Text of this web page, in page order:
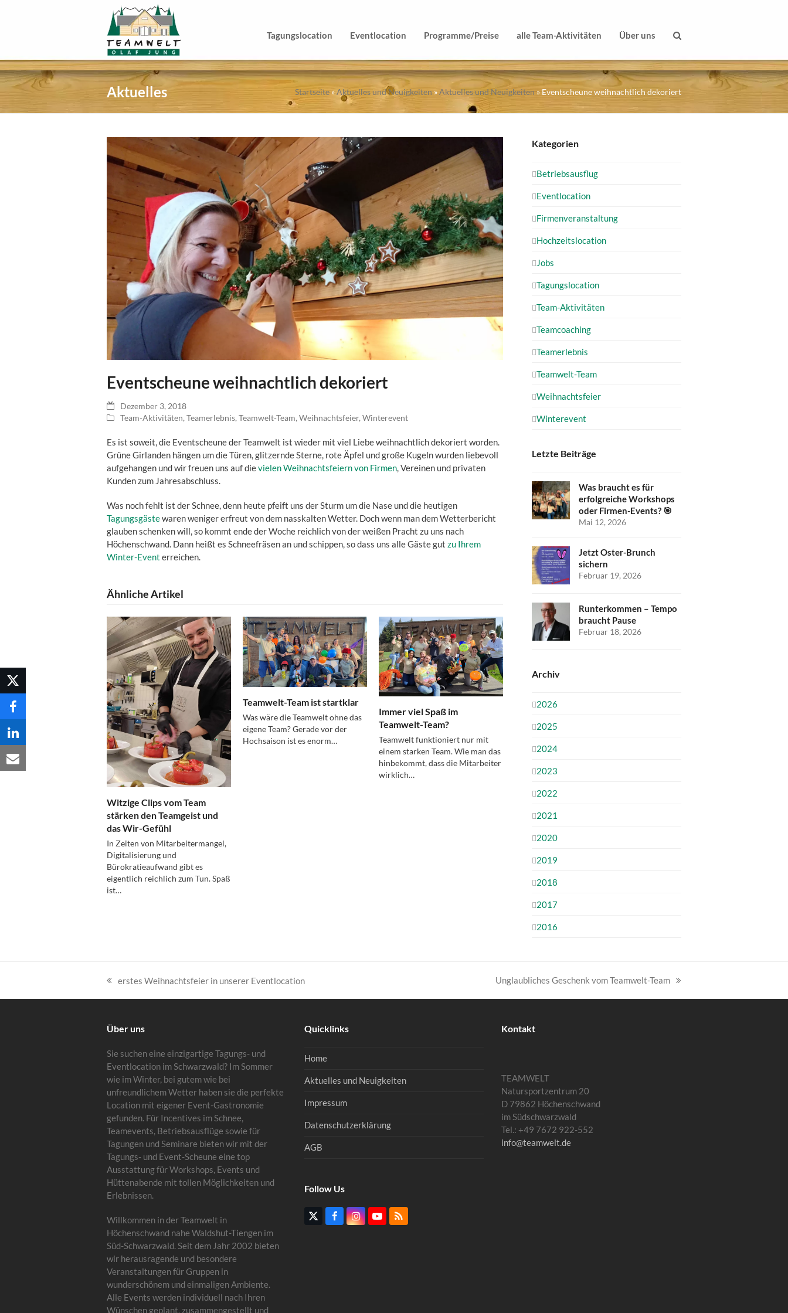
Tagungslocation Eventlocation Programme/Preise alle Team-Aktivitäten Über uns
Aktuelles Startseite »Aktuelles und Neuigkeiten »Aktuelles und Neuigkeiten » Eventscheune weihnachtlich dekoriert
Eventscheune weihnachtlich dekoriert
Dezember 3, 2018
Team-Aktivitäten,Teamerlebnis,Teamwelt-Team,Weihnachtsfeier,Winterevent
Es ist soweit, die Eventscheune der Teamwelt ist wieder mit viel Liebe weihnachtlich dekoriert worden.
Grüne Girlanden hängen um die Türen, glitzernde Sterne, rote Äpfel und große Kugeln wurden liebevoll
aufgehangen und wir freuen uns auf dievielen Weihnachtsfeiern von Firmen, Vereinen und privaten
Kunden zum Jahresabschluss.
Was noch fehlt ist der Schnee, denn heute pfeift uns der Sturm um die Nase und die heutigen
Tagungsgästewaren weniger erfreut von dem nasskalten Wetter. Doch wenn man dem Wetterbericht
glauben schenken will, so kommt ende der Woche reichlich von der weißen Pracht zu uns nach
Höchenschwand. Dann heißt es Schneefräsen an und schippen, so dass uns alle Gäste gut zu Ihrem
Winter-Event erreichen.
Ähnliche Artikel
Witzige Clips vom Team
stärken den Teamgeist und
das Wir-Gefühl
In Zeiten von Mitarbeitermangel,
Digitalisierung und
Bürokratieaufwand gibt es
eigentlich reichlich zum Tun. Spaß
ist…
Teamwelt-Team ist startklar
Was wäre die Teamwelt ohne das
eigene Team? Gerade vor der
Hochsaison ist es enorm…
Immer viel Spaß im
Teamwelt-Team?
Teamwelt funktioniert nur mit
einem starken Team. Wie man das
hinbekommt, dass die Mitarbeiter
wirklich…
Kategorien
Betriebsausflug
Eventlocation
Firmenveranstaltung
Hochzeitslocation
Jobs
Tagungslocation
Team-Aktivitäten
Teamcoaching
Teamerlebnis
Teamwelt-Team
Weihnachtsfeier
Winterevent
Letzte Beiträge
Was braucht es für
erfolgreiche Workshops
oder Firmen-Events? 🎯
Mai 12, 2026
Jetzt Oster-Brunch
sichern
Februar 19, 2026
Runterkommen – Tempo
braucht Pause
Februar 18, 2026
Archiv
2026
2025
2024
2023
2022
2021
2020
2019
2018
2017
2016
vorheriger
Beitrag:
erstes Weihnachtsfeier in unserer Eventlocation
Nächster
Beitrag:
Unglaubliches Geschenk vom Teamwelt-Team
Über uns
Sie suchen eine einzigartige Tagungs- und
Eventlocation im Schwarzwald? Im Sommer
wie im Winter, bei gutem wie bei
unfreundlichem Wetter haben sie die perfekte
Location mit eigener Event-Gastronomie
gefunden. Für Incentives im Schnee,
Teamevents, Betriebsausflüge sowie für
Tagungen und Seminare bieten wir mit der
Tagungs- und Event-Scheune eine top
Ausstattung für Workshops, Events und
Hüttenabende mit tollen Möglichkeiten und
Erlebnissen.
Willkommen in der Teamwelt in
Höchenschwand nahe Waldshut-Tiengen im
Süd-Schwarzwald. Seit dem Jahr 2002 bieten
wir herausragende und besondere
Veranstaltungen für Gruppen in
wunderschönem und einmaligen Ambiente.
Alle Events werden individuell nach Ihren
Wünschen geplant, zusammengestellt und
Quicklinks
Home
Aktuelles und Neuigkeiten
Impressum
Datenschutzerklärung
AGB
Follow Us
TwitterFacebookInstagram
YouTube
RSS
Kontakt
TEAMWELT
Natursportzentrum 20
D 79862 Höchenschwand
im Südschwarzwald
Tel.: +49 7672 922-552
info@teamwelt.de